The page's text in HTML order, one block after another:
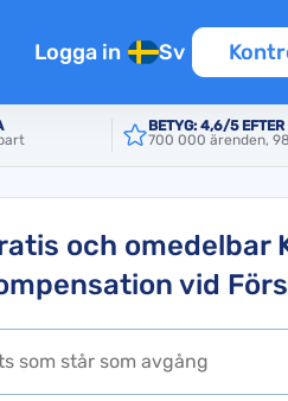
Logga in Sv
BETYG: 4,6/5
700 000 ärenden,
och omedelbar
vid